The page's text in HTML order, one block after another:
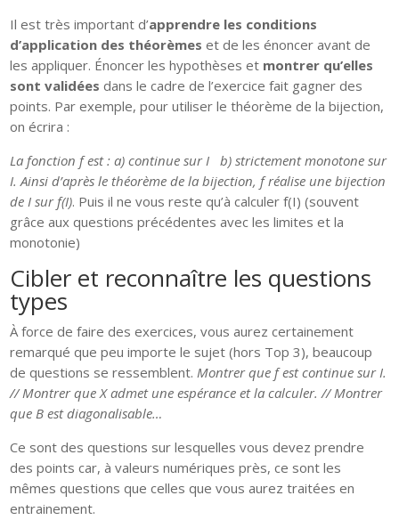
Il est très important d’apprendre les conditions
d’application des théorèmes et de les énoncer avant de
les appliquer. Énoncer les hypothèses et montrer qu’elles
sont validées dans le cadre de l’exercice fait gagner des
points. Par exemple, pour utiliser le théorème de la bijection,
on écrira :
La fonction f est : a) continue sur I b) strictement monotone sur
I. Ainsi d’après le théorème de la bijection, f réalise une bijection
de I sur f(I). Puis il ne vous reste qu’à calculer f(I) (souvent
grâce aux questions précédentes avec les limites et la
monotonie)
Cibler et reconnaître les questions
types
À force de faire des exercices, vous aurez certainement
remarqué que peu importe le sujet (hors Top 3), beaucoup
de questions se ressemblent. Montrer que f est continue sur I.
// Montrer que X admet une espérance et la calculer. // Montrer
que B est diagonalisable…
Ce sont des questions sur lesquelles vous devez prendre
des points car, à valeurs numériques près, ce sont les
mêmes questions que celles que vous aurez traitées en
entrainement.